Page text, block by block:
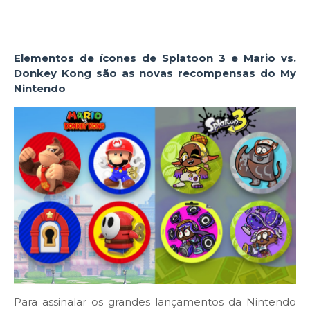
Elementos de ícones de Splatoon 3 e Mario vs.
Donkey Kong são as novas recompensas do My
Nintendo
Para assinalar os grandes lançamentos da Nintendo